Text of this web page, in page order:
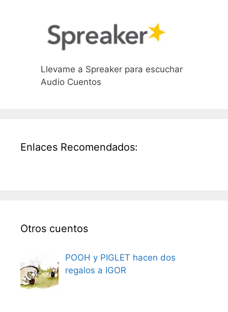
Llevame a Spreaker para escuchar
Audio Cuentos
Enlaces Recomendados:
Otros cuentos
POOH y PIGLET hacen dos
regalos a IGOR